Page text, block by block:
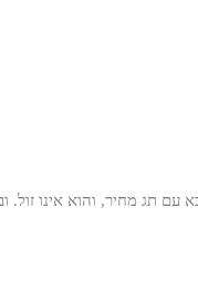
תג מחיר, והוא אינו זול.